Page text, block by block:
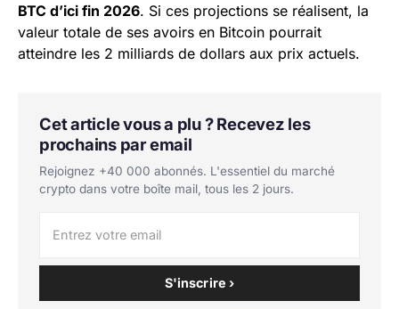
BTC d’ici fin 2026. Si ces projections se réalisent, la
valeur totale de ses avoirs en Bitcoin pourrait
atteindre les 2 milliards de dollars aux prix actuels.
Cet article vous a plu ? Recevez les
prochains par email
Rejoignez +40 000 abonnés. L'essentiel du marché
crypto dans votre boîte mail, tous les 2 jours.
S'inscrire ›